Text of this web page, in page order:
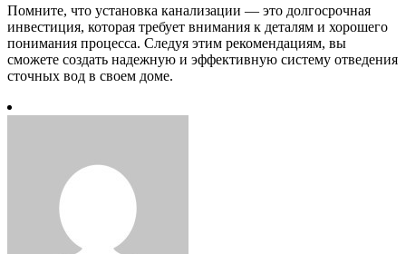
Помните, что установка канализации — это долгосрочная
инвестиция, которая требует внимания к деталям и хорошего
понимания процесса. Следуя этим рекомендациям, вы
сможете создать надежную и эффективную систему отведения
сточных вод в своем доме.